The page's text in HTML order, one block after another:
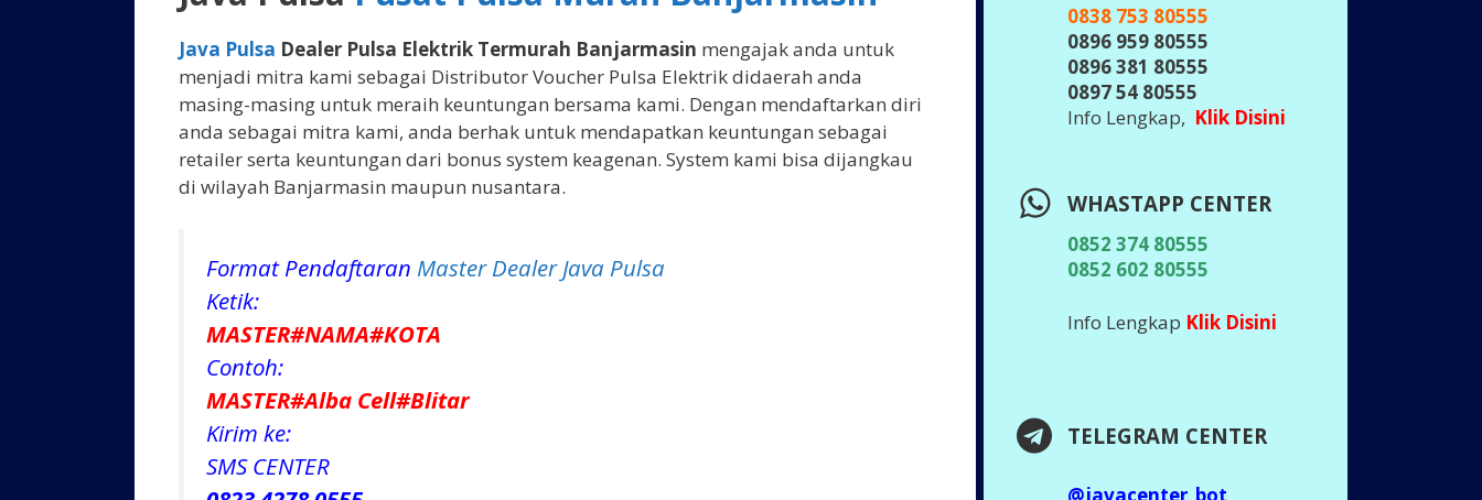
Java Pulsa Dealer Pulsa Elektrik Termurah Banjarmasin mengajak anda untuk
menjadi mitra kami sebagai Distributor Voucher Pulsa Elektrik didaerah anda
masing-masing untuk meraih keuntungan bersama kami. Dengan mendaftarkan diri
anda sebagai mitra kami, anda berhak untuk mendapatkan keuntungan sebagai
retailer serta keuntungan dari bonus system keagenan. System kami bisa dijangkau
di wilayah Banjarmasin maupun nusantara.
Format Pendaftaran Master Dealer Java Pulsa
Ketik:
MASTER#NAMA#KOTA
Contoh:
MASTER#Alba Cell#Blitar
Kirim ke:
SMS CENTER
0838 753 80555
0896 959 80555
0896 381 80555
0897 54 80555
Info Lengkap, Klik Disini
WHASTAPP CENTER
0852 374 80555
0852 602 80555
Info Lengkap Klik Disini
TELEGRAM CENTER
@javacenter_bot